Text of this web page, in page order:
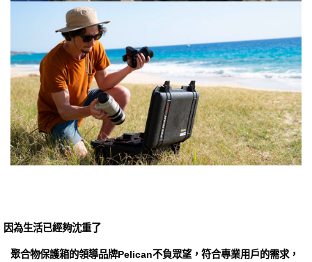
因為生活已經夠沈重了
聚合物保護箱的領導品牌Pelican不負眾望，符合專業用戶的需求，